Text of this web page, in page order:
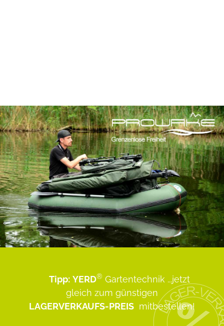
Tipp: YERD® Gartentechnik ...jetzt
gleich zum günstigen
LAGERVERKAUFS-PREIS mitbestellen!